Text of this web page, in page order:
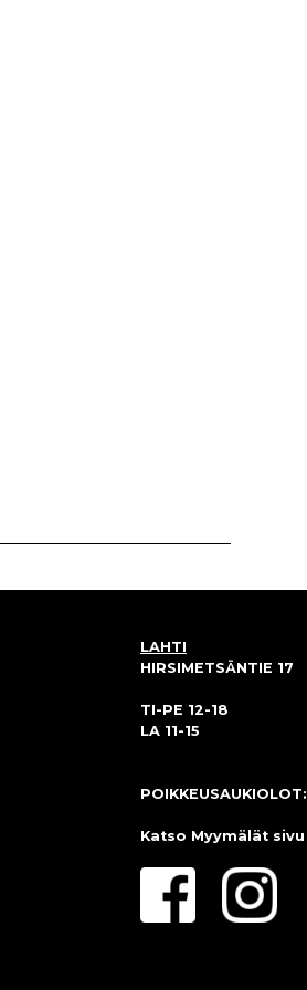
LAHTI
HIRSIMETSÄNTIE 17
TI-PE 12-18
LA 11-15
POIKKEUSAUKIOLOT:
Katso Myymälät sivu